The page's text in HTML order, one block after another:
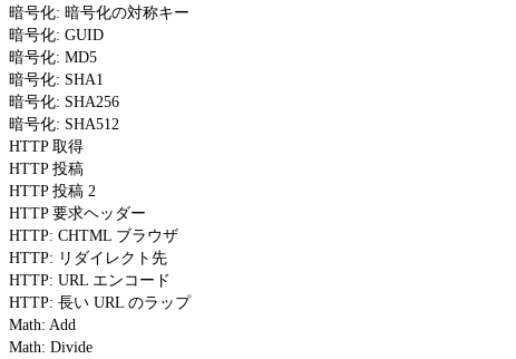
暗号化: 暗号化の対称キー
暗号化: GUID
暗号化: MD5
暗号化: SHA1
暗号化: SHA256
暗号化: SHA512
HTTP 取得
HTTP 投稿
HTTP 投稿 2
HTTP 要求ヘッダー
HTTP: CHTML ブラウザ
HTTP: リダイレクト先
HTTP: URL エンコード
HTTP: 長い URL のラップ
Math: Add
Math: Divide